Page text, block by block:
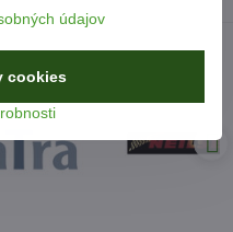
údajov
cookies